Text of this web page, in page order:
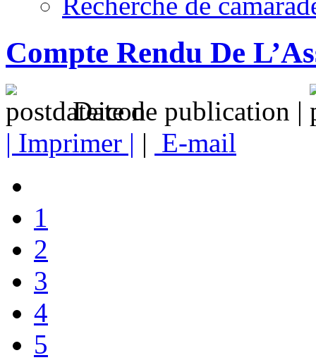
Compte Rendu De
Date de publication |
| Imprimer | | E-mail
1
2
3
4
5